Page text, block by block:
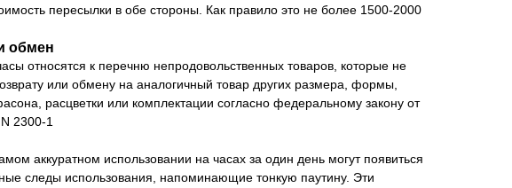
пересылки в обе стороны. Как правило это не более 1500-2000
обмен
относятся к перечню непродовольственных товаров, которые не
или обмену на аналогичный товар других размера, формы,
расцветки или комплектации согласно федеральному закону от
2300-1
аккуратном использовании на часах за один день могут появиться
следы использования, напоминающие тонкую паутину. Эти